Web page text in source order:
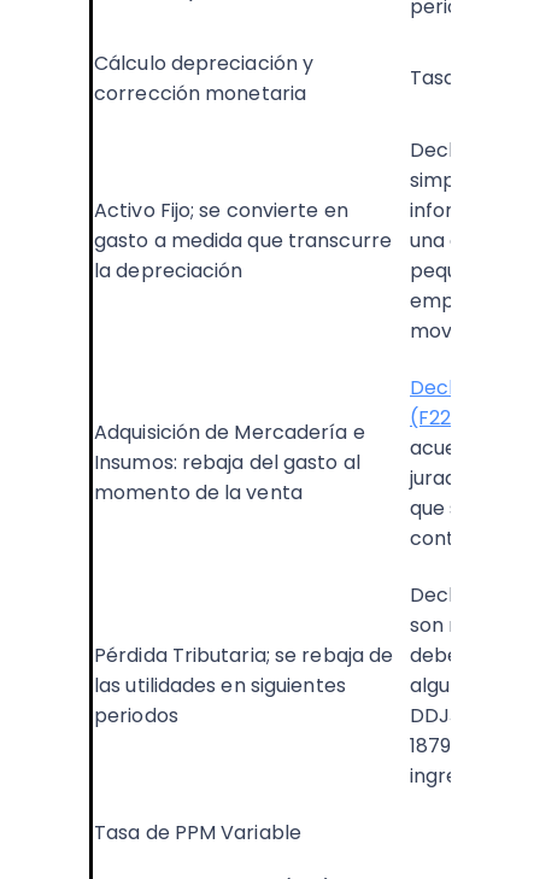
periodos
Cálculo depreciación y
corrección monetaria
Tasa de PPM
Activo Fijo; se convierte en
gasto a medida que transcurre
la depreciación
Declaración
simple y con
información,
una
pequeñas y
empresas,
Adquisición de Mercadería e
Insumos: rebaja del gasto al
momento de la venta
Declaración
(F22)
acuerdo a
juradas,
que separa
contabilidad
Pérdida Tributaria; se rebaja de
las utilidades en siguientes
periodos
son mínimas
deben
algunas solo
DDJJ 1887
1879
ingresos y
Tasa de PPM Variable